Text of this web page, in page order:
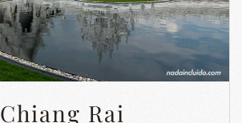
Chiang Rai